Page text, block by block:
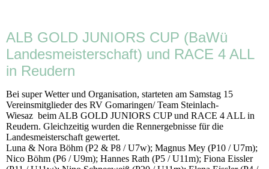
ALB GOLD JUNIORS CUP (BaWü
Landesmeisterschaft) und RACE 4 ALL
in Reudern
Bei super Wetter und Organisation, starteten am Samstag 15
Vereinsmitglieder des RV Gomaringen/ Team Steinlach-
Wiesaz beim ALB GOLD JUNIORS CUP und RACE 4 ALL in
Reudern. Gleichzeitig wurden die Rennergebnisse für die
Landesmeisterschaft gewertet.
Luna & Nora Böhm (P2 & P8 / U7w); Magnus Mey (P10 / U7m);
Nico Böhm (P6 / U9m); Hannes Rath (P5 / U11m); Fiona Eissler